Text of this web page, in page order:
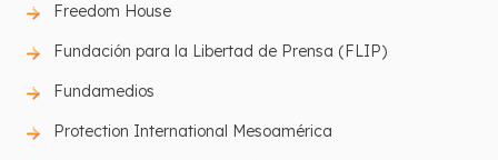
Freedom House
Fundación para la Libertad de Prensa (FLIP)
Fundamedios
Protection International Mesoamérica